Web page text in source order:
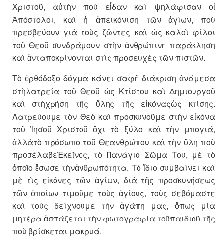
Χριστοῦ, αὐτὴν ποὺ εἶδαν καὶ ψηλάφισαν οἱ
Ἀπόστολοι, καὶ ἡ ἀπεικόνιση τῶν ἁγίων, ποὺ
πρεσβεύουν γιὰ τοὺς ζῶντες καὶ ὡς καλοὶ φίλοι
τοῦ Θεοῦ συνδράμουν στὴν ἀνθρώπινη παράκληση
καὶ ἀνταποκρίνονται στὶς προσευχὲς τῶν πιστῶν.
Τὸ ὀρθόδοξο δόγμα κάνει σαφῆ διάκριση ἀνάμεσα
στὴλατρεία τοῦ Θεοῦ ὡς Κτίστου καὶ Δημιουργοῦ
καὶ στὴχρήση τῆς ὕλης τῆς εἰκόναςὡς κτίσης.
Λατρεύουμε τὸν Θεὸ καὶ προσκυνοῦμε στὴν εἰκόνα
τοῦ Ἰησοῦ Χριστοῦ ὄχι τὸ ξύλο καὶ τὴν μπογιά,
ἀλλὰτὸ πρόσωπο τοῦ Θεανθρώπου καὶ τὴν ὕλη ποὺ
προσέλαβεἘκεῖνος, τὸ Πανάγιο Σῶμα Του, μὲ τὸ
ὁποῖο ἔσωσε τὴνἀνθρωπότητα. Τὸ ἴδιο συμβαίνει καὶ
μὲ τὶς εἰκόνες τῶν ἁγίων, διὰ τῆς προσκυνήσεως
τῶν ὁποίων τιμοῦμε τοὺς ἁγίους, τοὺς σεβόμαστε
καὶ τοὺς δείχνουμε τὴν ἀγάπη μας, ὅπως μία
μητέρα ἀσπάζεται τὴν φωτογραφία τοῦπαιδιοῦ τῆς
ποὺ βρίσκεται μακρυά.